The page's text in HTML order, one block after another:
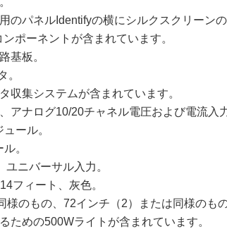
のパネルIdentifyの横にシルクスクリーンの
ポーネントが含まれています。
基板。
。
収集システムが含まれています。
アナログ10/20チャネル電圧および電流入力
ール。
。
ニバーサル入力。
フィート、灰色。
様のもの、72インチ（2）または同様のも
ための500Wライトが含まれています。